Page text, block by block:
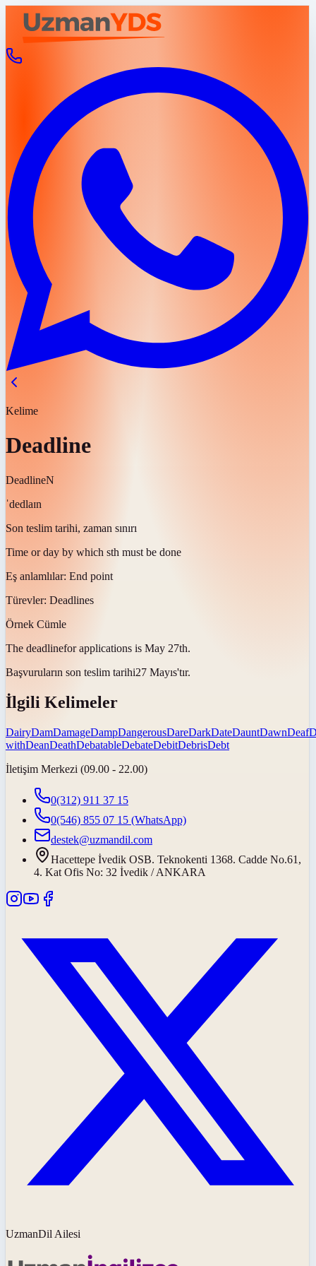
Kelime
Deadline
DeadlineN
ˈdedlaɪn
Son teslim tarihi, zaman sınırı
Time or day by which sth must be done
Eş anlamlılar: End point
Türevler: Deadlines
Örnek Cümle
The deadlinefor applications is May 27th.
Başvuruların son teslim tarihi27 Mayıs'tır.
İlgili Kelimeler
DairyDamDamageDampDangerousDareDarkDateDauntDawnDeaf
withDeanDeathDebatableDebateDebitDebrisDebt
İletişim Merkezi (09.00 - 22.00)
0(312) 911 37 15
0(546) 855 07 15 (WhatsApp)
destek@uzmandil.com
Hacettepe İvedik OSB. Teknokenti 1368. Cadde No.61,
4. Kat Ofis No: 32 İvedik / ANKARA
UzmanDil Ailesi